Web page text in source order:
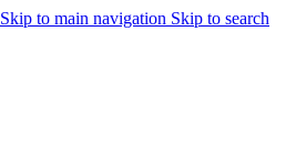
Skip to main navigation Skip to search